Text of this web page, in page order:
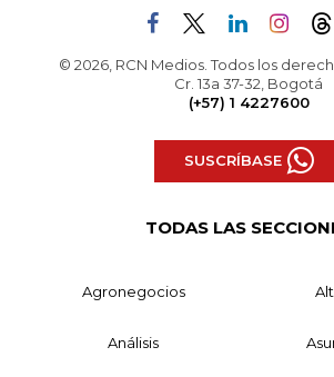
© 2026, RCN Medios. Todos los
Cr. 13a 37-32, Bogotá
(+57) 1 4227600
SUSCRÍBASE
TODAS LAS
Agronegocios
Análisis